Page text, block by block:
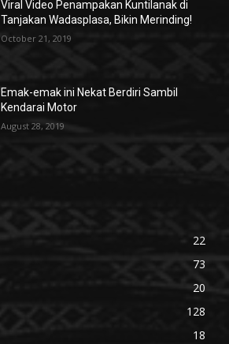
Viral Video Penampakan Kuntilanak di
Tanjakan Wadasplasa, Bikin Merinding!
October 21, 2019
Emak-emak ini Nekat Berdiri Sambil
Kendarai Motor
August 28, 2019
22
73
20
128
18